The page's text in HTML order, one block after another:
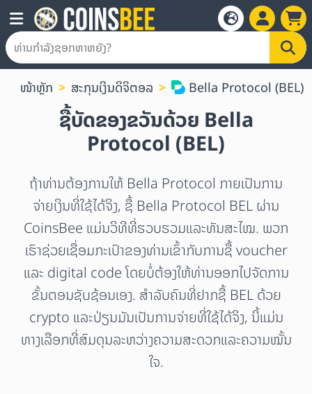
ໜ້າຫຼັກ ສະກຸນເງິນດິຈິຕອລ Bella Protocol (BEL)
ຊື້ບັດຂອງຂວັນດ້ວຍ Bella
Protocol (BEL)
ຖ້າທ່ານຕ້ອງການໃຫ້ Bella Protocol ກາຍເປັນການ
ຈ່າຍເງິນທີ່ໃຊ້ໄດ້ຈິງ, ຊື້ Bella Protocol BEL ຜ່ານ
CoinsBee ແມ່ນວິທີທີ່ຮວບຮວມແລະທັນສະໄໝ. ພວກ
ເຮົາຊ່ວຍເຊື່ອມກະເປົາຂອງທ່ານເຂົ້າກັບການຊື້ voucher
ແລະ digital code ໂດຍບໍ່ຕ້ອງໃຫ້ທ່ານອອກໄປຈັດການ
ຂັ້ນຕອນຊັບຊ້ອນເອງ. ສຳລັບຄົນທີ່ຢາກຊື້ BEL ດ້ວຍ
crypto ແລະປ່ຽນມັນເປັນການຈ່າຍທີ່ໃຊ້ໄດ້ຈິງ, ນີ້ແມ່ນ
ທາງເລືອກທີ່ສົມດຸນລະຫວ່າງຄວາມສະດວກແລະຄວາມໝັ້ນ
ໃຈ.